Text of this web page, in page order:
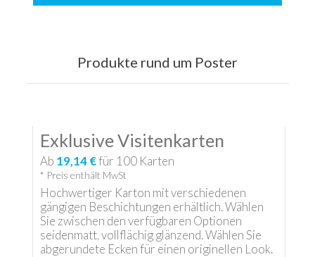
Produkte rund um Poster
Exklusive Visitenkarten
Ab 19,14 €für 100 Karten
* Preis enthält MwSt
Hochwertiger Karton mit verschiedenen
gängigen Beschichtungen erhältlich. Wählen
Sie zwischen den verfügbaren Optionen
seidenmatt, vollflächig glänzend. Wählen Sie
abgerundete Ecken für einen originellen Look.